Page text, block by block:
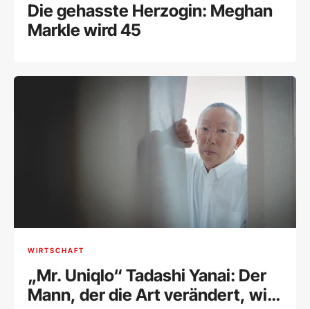
Die gehasste Herzogin: Meghan
Markle wird 45
WIRTSCHAFT
„Mr. Uniqlo“ Tadashi Yanai: Der
Mann, der die Art verändert, wie